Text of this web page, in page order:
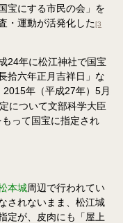
宝にする市民の会」を
・運動が活発化した[3
24年に松江神社で国宝
拾六年正月吉祥日」な
2015年（平成27年）5月
について文部科学大臣
って国宝に指定され
本城周辺で行われてい
されないまま、松江城
定が、皮肉にも「屋上